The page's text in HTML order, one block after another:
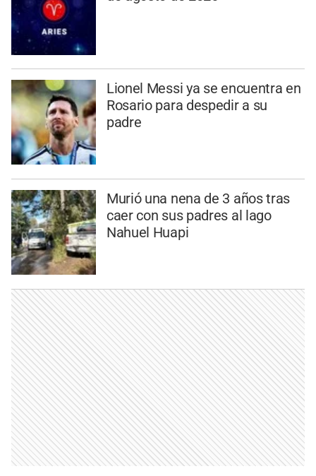
Lionel Messi ya se encuentra en
Rosario para despedir a su
padre
Murió una nena de 3 años tras
caer con sus padres al lago
Nahuel Huapi